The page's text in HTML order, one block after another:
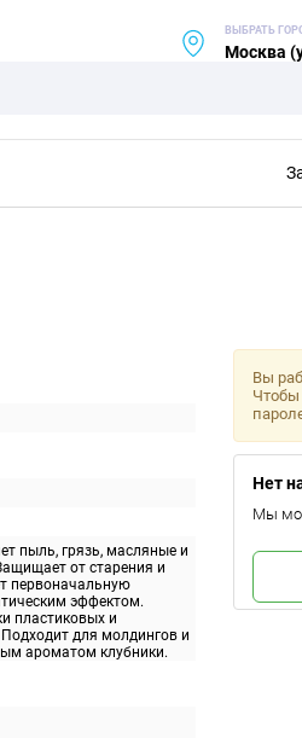
ВЫБРАТЬ
Москва
пыль, грязь, масляные и
от старения и
первоначальную
эффектом.
пластиковых и
для молдингов и
ароматом клубники.
Вы
Чтобы
Нет
Мы